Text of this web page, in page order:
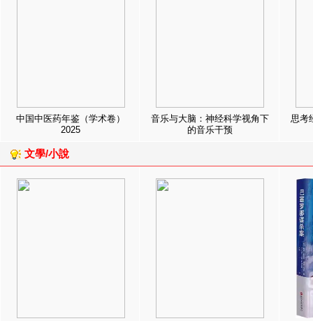
中国中医药年鉴（学术卷）
2025
音乐与大脑：神经科学视角下
的音乐干预
思考
文學/小說